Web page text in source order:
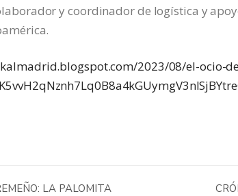
y coordinador de logística y
2023/08/el-ocio-
LA PALOMITA